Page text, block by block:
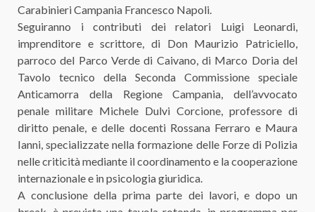
Carabinieri Campania Francesco Napoli.
Seguiranno i contributi dei relatori Luigi Leonardi,
imprenditore e scrittore, di Don Maurizio Patriciello,
parroco del Parco Verde di Caivano, di Marco Doria del
Tavolo tecnico della Seconda Commissione speciale
Anticamorra della Regione Campania, dell’avvocato
penale militare Michele Dulvi Corcione, professore di
diritto penale, e delle docenti Rossana Ferraro e Maura
Ianni, specializzate nella formazione delle Forze di Polizia
nelle criticità mediante il coordinamento e la cooperazione
internazionale e in psicologia giuridica.
A conclusione della prima parte dei lavori, e dopo un